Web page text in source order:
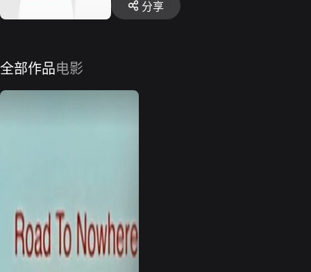
分享
全部作品电影